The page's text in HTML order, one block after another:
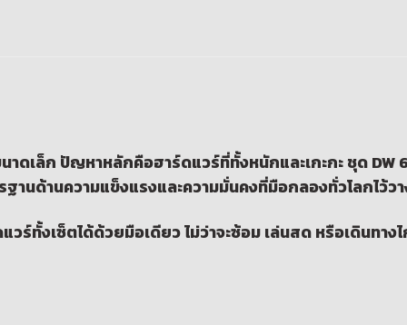
ดเล็ก ปัญหาหลักคือฮาร์ดแวร์ที่ทั้งหนักและเกะกะ ชุดDW
านด้านความแข็งแรงและความมั่นคงที่มือกลองทั่วโลกไว้วา
ทั้งเซ็ตได้ด้วยมือเดียว ไม่ว่าจะซ้อม เล่นสด หรือเดินทา